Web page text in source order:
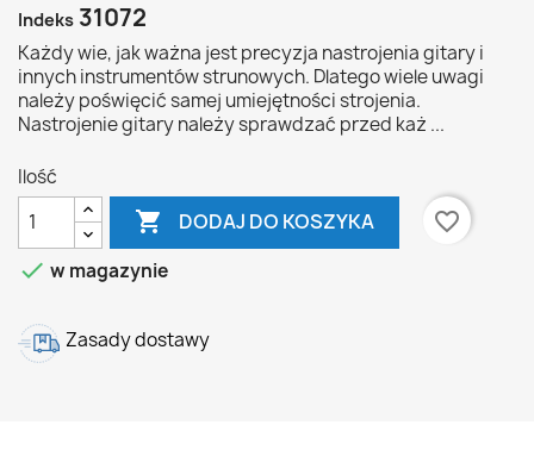
Indeks 31072
Każdy wie, jak ważna jest precyzja nastrojenia gitary i
innych instrumentów strunowych. Dlatego wiele uwagi
należy poświęcić samej umiejętności strojenia.
Nastrojenie gitary należy sprawdzać przed każ ...
Ilość
 DODAJ DO KOSZYKA
favorite_border
 w magazynie
Zasady dostawy